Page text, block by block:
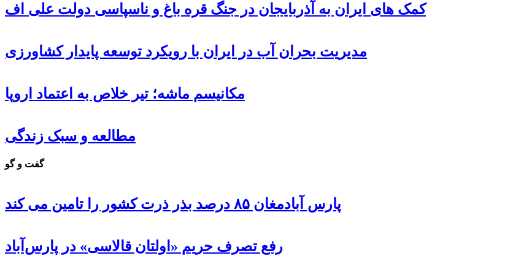
کمک های ایران به آذربایجان در جنگ قره باغ و ناسپاسی دولت علی اف
مدیریت بحران آب در ایران با رویکرد توسعه پایدار کشاورزی
مکانیسم ماشه؛ تیر خلاص به اعتماد اروپا
مطالعه و سبک زندگی
گفت و گو
پارس آبادمغان ۸۵ درصد بذر ذرت کشور را تامین می کند
رفع تصرف حریم «اولتان قالاسی» در پارس‌آباد